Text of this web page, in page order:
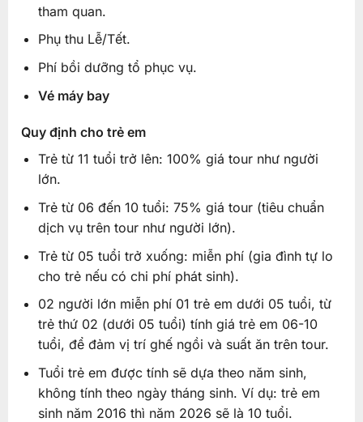
tham quan.
Phụ thu Lễ/Tết.
Phí bồi dưỡng tổ phục vụ.
Vé máy bay
Quy định cho trẻ em
Trẻ từ 11 tuổi trở lên: 100% giá tour như người
lớn.
Trẻ từ 06 đến 10 tuổi: 75% giá tour (tiêu chuẩn
dịch vụ trên tour như người lớn).
Trẻ từ 05 tuổi trở xuống: miễn phí (gia đình tự lo
cho trẻ nếu có chi phí phát sinh).
02 người lớn miễn phí 01 trẻ em dưới 05 tuổi, từ
trẻ thứ 02 (dưới 05 tuổi) tính giá trẻ em 06-10
tuổi, để đảm vị trí ghế ngồi và suất ăn trên tour.
Tuổi trẻ em được tính sẽ dựa theo năm sinh,
không tính theo ngày tháng sinh. Ví dụ: trẻ em
sinh năm 2016 thì năm 2026 sẽ là 10 tuổi.